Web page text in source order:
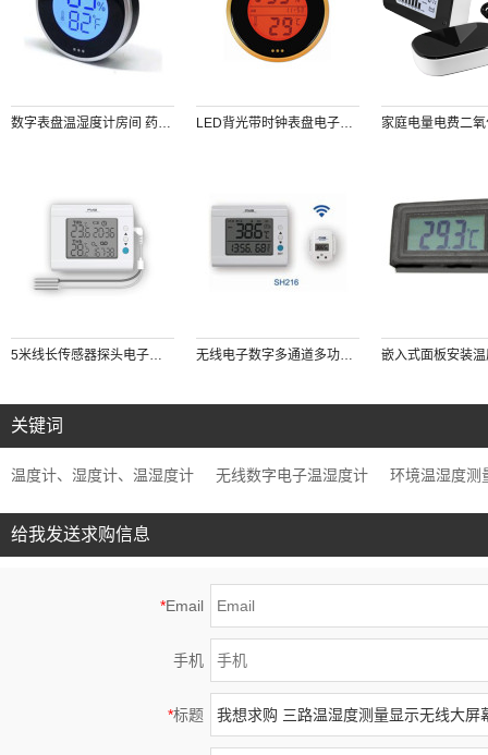
数字表盘温湿度计房间 药品 雪茄 红酒 摄影仪器放置箱等温湿度测量仪 可查询48h记录 背部磁铁吸附 LED背光带时钟表盘电子数字温湿度计（橙色）
5米线长传感器探头电子干湿球数字温度计测量和记录烟叶烘房农业烘焙种植环境温度时间计时器 无线电子数字多通道多功能温度计双模多点温度测量传输数字温度计温度记录手机监视和下载存储数据机房仓库博物馆环境温度测量
关键词
温度计、湿度计、温湿度计 无线数字电子温湿度计 环境温湿度测
给我发送求购信息
*Email
手机
*标题